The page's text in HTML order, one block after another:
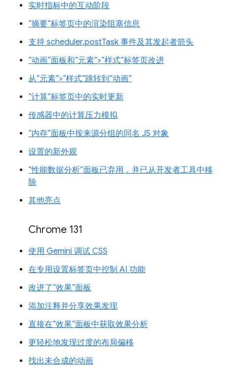
实时指标中的互动阶段
“摘要”标签页中的渲染阻塞信息
支持 scheduler.postTask 事件及其发起者箭头
“动画”面板和“元素”>“样式”标签页改进
从“元素”>“样式”跳转到“动画”
“计算”标签页中的实时更新
传感器中的计算压力模拟
“内存”面板中按来源分组的同名 JS 对象
设置的新外观
“性能数据分析”面板已弃用，并已从开发者工具中移
除
其他亮点
Chrome 131
使用 Gemini 调试 CSS
在专用设置标签页中控制 AI 功能
改进了“效果”面板
添加注释并分享效果发现
直接在“效果”面板中获取效果分析
更轻松地发现过度的布局偏移
找出未合成的动画